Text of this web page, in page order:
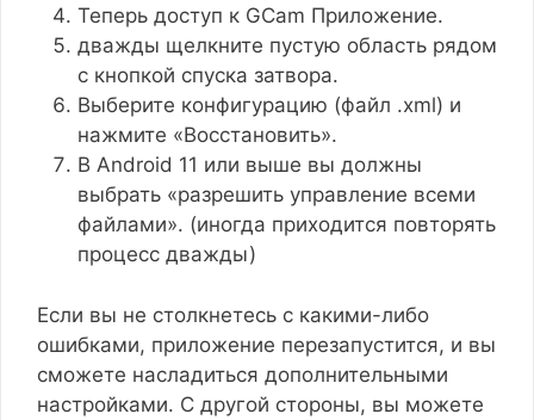
Теперь доступ к GCam Приложение.
дважды щелкните пустую область рядом
с кнопкой спуска затвора.
Выберите конфигурацию (файл .xml) и
нажмите «Восстановить».
В Android 11 или выше вы должны
выбрать «разрешить управление всеми
файлами». (иногда приходится повторять
процесс дважды)
Если вы не столкнетесь с какими-либо
ошибками, приложение перезапустится, и вы
сможете насладиться дополнительными
настройками. С другой стороны, вы можете